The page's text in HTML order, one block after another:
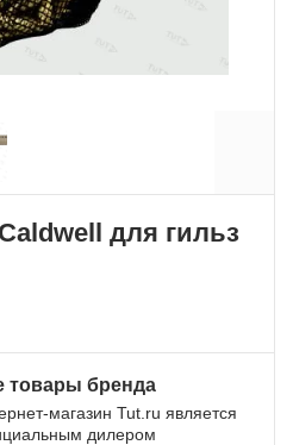
для гильз
товары бренда
магазин Tut.ru является
дилером